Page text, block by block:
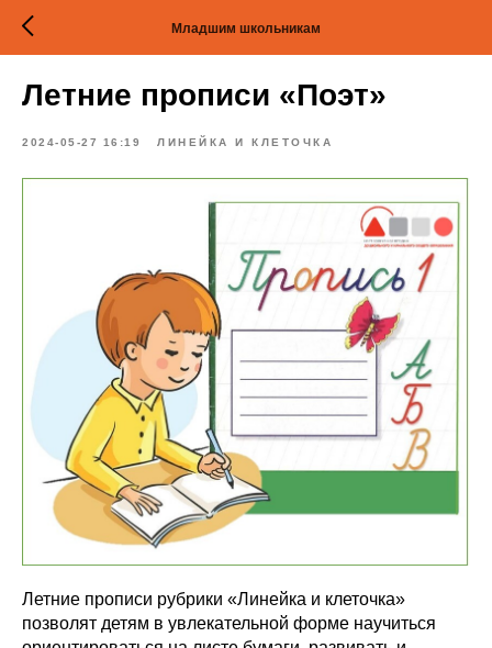
Младшим школьникам
Летние прописи «Поэт»
2024-05-27 16:19 ЛИНЕЙКА И КЛЕТОЧКА
Летние прописи рубрики «Линейка и клеточка»
позволят детям в увлекательной форме научиться